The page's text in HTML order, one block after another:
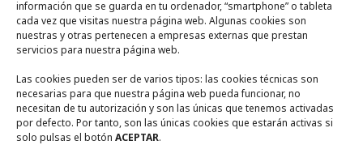
información que se guarda en tu ordenador, “smartphone” o tableta
cada vez que visitas nuestra página web. Algunas cookies son
nuestras y otras pertenecen a empresas externas que prestan
servicios para nuestra página web.
Las cookies pueden ser de varios tipos: las cookies técnicas son
necesarias para que nuestra página web pueda funcionar, no
necesitan de tu autorización y son las únicas que tenemos activadas
por defecto. Por tanto, son las únicas cookies que estarán activas si
solo pulsas el botón ACEPTAR.
Entorno
Contacto
Calle Encina Nº 10, (13249) Ruidera, Ciudad Real